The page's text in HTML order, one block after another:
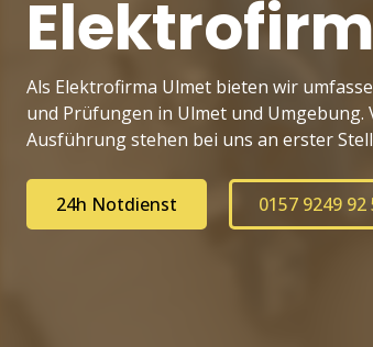
Als Elektrofirma Ulmet bieten wir
und Prüfungen in Ulmet und
Ausführung stehen bei uns an erster
24h Notdienst 0157 9249 92